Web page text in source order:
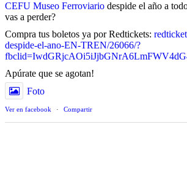
CEFU Museo Ferroviario despide el año a
vas a perder?
Compra tus boletos ya por Redtickets:
despide-el-ano-EN-TREN/26066/?
Apúrate que se agotan!
Foto
Ver en facebook · Compartir